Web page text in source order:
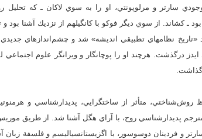
سارتر و مرلوپونتي، او را به سوي لاكان ـ كه تحليل
ـ كشاند. از سوي ديگر فوكو با كانگيلهم از نزديك آشنا بود و
پس از ۱۹۶۴ استاد «تاريخ نظام‏هاي تطبيقي انديشه» شد و
بيماري ايدز درگذشت. هرچند او را پوچ‏انگار و ويرانگر علوم
گذاشت.
روش‌شناختي، متأثر از ساختگرايي، پديدارشناسي و
پديدارشناسي روح، با آراي هگل آشنا شد. از طريق
و فردينان دوسوسور، با اگزيستانسياليسم و فلسفة